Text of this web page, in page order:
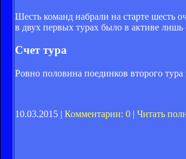
Шесть команд набрали на старте шесть
в двух первых турах было в активе
Счет тура
Ровно половина поединков второго
10.03.2015 | Комментарии: 0 | Читать